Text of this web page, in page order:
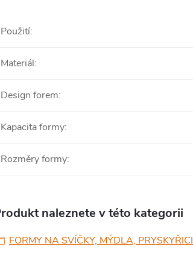
Použití:
Materiál:
Design forem:
Kapacita formy:
Rozměry formy:
naleznete v této kategorii
FORMY NA SVÍČKY, MÝDLA, PRYSKYŘICI